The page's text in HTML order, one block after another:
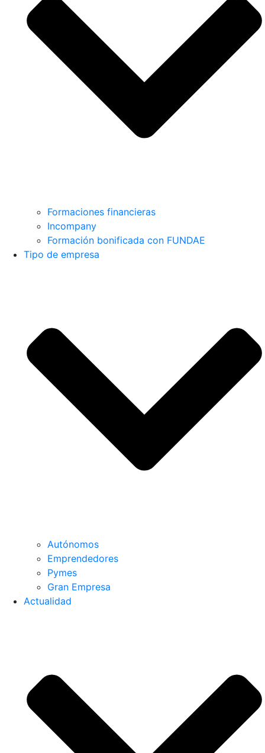
Formaciones financieras
Incompany
Formación bonificada con FUNDAE
Tipo de empresa
Autónomos
Emprendedores
Pymes
Gran Empresa
Actualidad